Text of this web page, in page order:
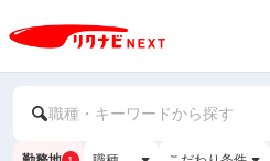
職種・キーワードから探す